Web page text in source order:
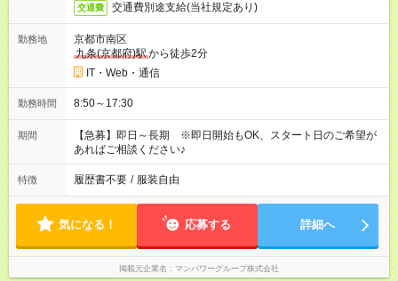
交通費 交通費別途支給(当社規定あり)
勤務地
京都市南区
九条(京都府)駅から徒歩2分
IT・Web・通信
勤務時間 8:50～17:30
期間
【急募】即日～長期 ※即日開始もOK、スタート日のご希望が
あればご相談ください♪
特徴 履歴書不要 / 服装自由
気になる！ 応募する 詳細へ
掲載元企業名 マンパワーグループ株式会社